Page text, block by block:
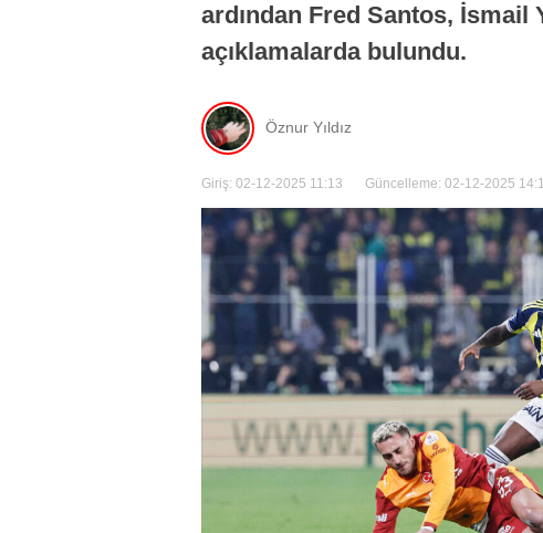
ardından Fred Santos, İsmail
açıklamalarda bulundu.
Öznur Yıldız
Giriş: 02-12-2025 11:13 Güncelleme: 02-12-2025